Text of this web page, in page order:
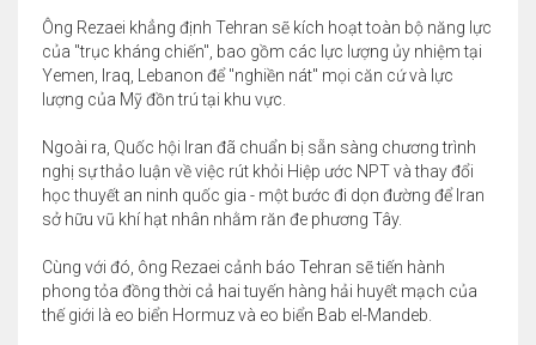
Ông Rezaei khẳng định Tehran sẽ kích hoạt toàn bộ năng lực
của "trục kháng chiến", bao gồm các lực lượng ủy nhiệm tại
Yemen, Iraq, Lebanon để "nghiền nát" mọi căn cứ và lực
lượng của Mỹ đồn trú tại khu vực.
Ngoài ra, Quốc hội Iran đã chuẩn bị sẵn sàng chương trình
nghị sự thảo luận về việc rút khỏi Hiệp ước NPT và thay đổi
học thuyết an ninh quốc gia - một bước đi dọn đường để Iran
sở hữu vũ khí hạt nhân nhằm răn đe phương Tây.
Cùng với đó, ông Rezaei cảnh báo Tehran sẽ tiến hành
phong tỏa đồng thời cả hai tuyến hàng hải huyết mạch của
thế giới là eo biển Hormuz và eo biển Bab el-Mandeb.